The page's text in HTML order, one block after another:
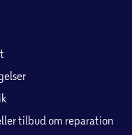
tilbud om reparation